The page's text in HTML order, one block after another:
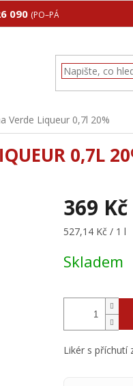
090 (PO–PÁ 8:00–17:00)
Verde Liqueur 0,7l 20%
0,7L
369 Kč
Měrná
527,14 Kč / 1 l
Skladem
Likér s příchutí